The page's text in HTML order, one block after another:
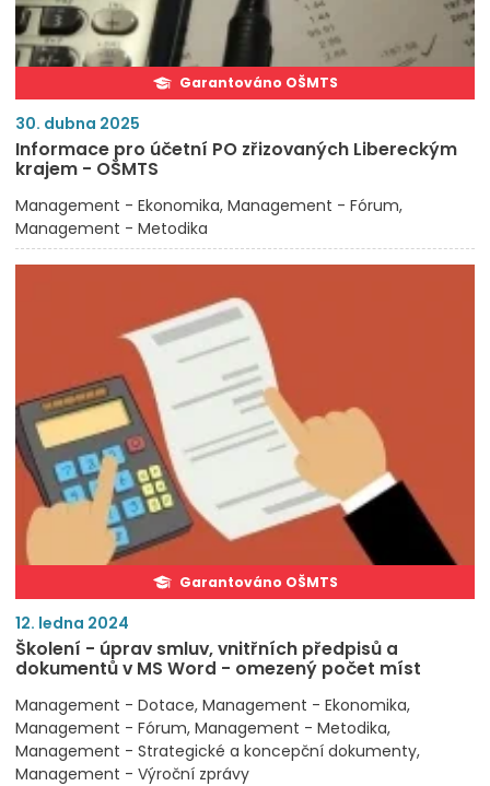
Garantováno OŠMTS
30. dubna 2025
Informace pro účetní PO zřizovaných Libereckým
krajem - OŠMTS
Management - Ekonomika Management - Fórum
Management - Metodika
Garantováno OŠMTS
12. ledna 2024
Školení - úprav smluv, vnitřních předpisů a
dokumentů v MS Word - omezený počet míst
Management - Dotace Management - Ekonomika
Management - Fórum Management - Metodika
Management - Strategické a koncepční dokumenty
Management - Výroční zprávy